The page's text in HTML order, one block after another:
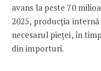
avans la peste 70
2025, producția
necesarul pieței, în
din importuri.